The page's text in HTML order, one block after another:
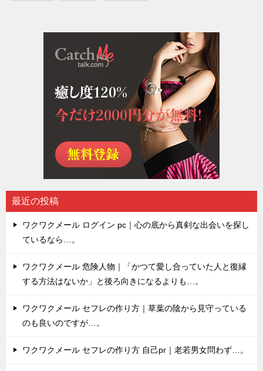
最近の投稿
ワクワクメール ログイン pc｜心の底から真剣な出会いを探し
ているなら…。
ワクワクメール 危険人物｜「かつて愛し合っていた人と復縁
する方法はないか」と後ろ向きになるよりも…。
ワクワクメール セフレの作り方｜草葉の陰から見守っている
のも良いのですが…。
ワクワクメール セフレの作り方 自己pr｜老若男女問わず…。